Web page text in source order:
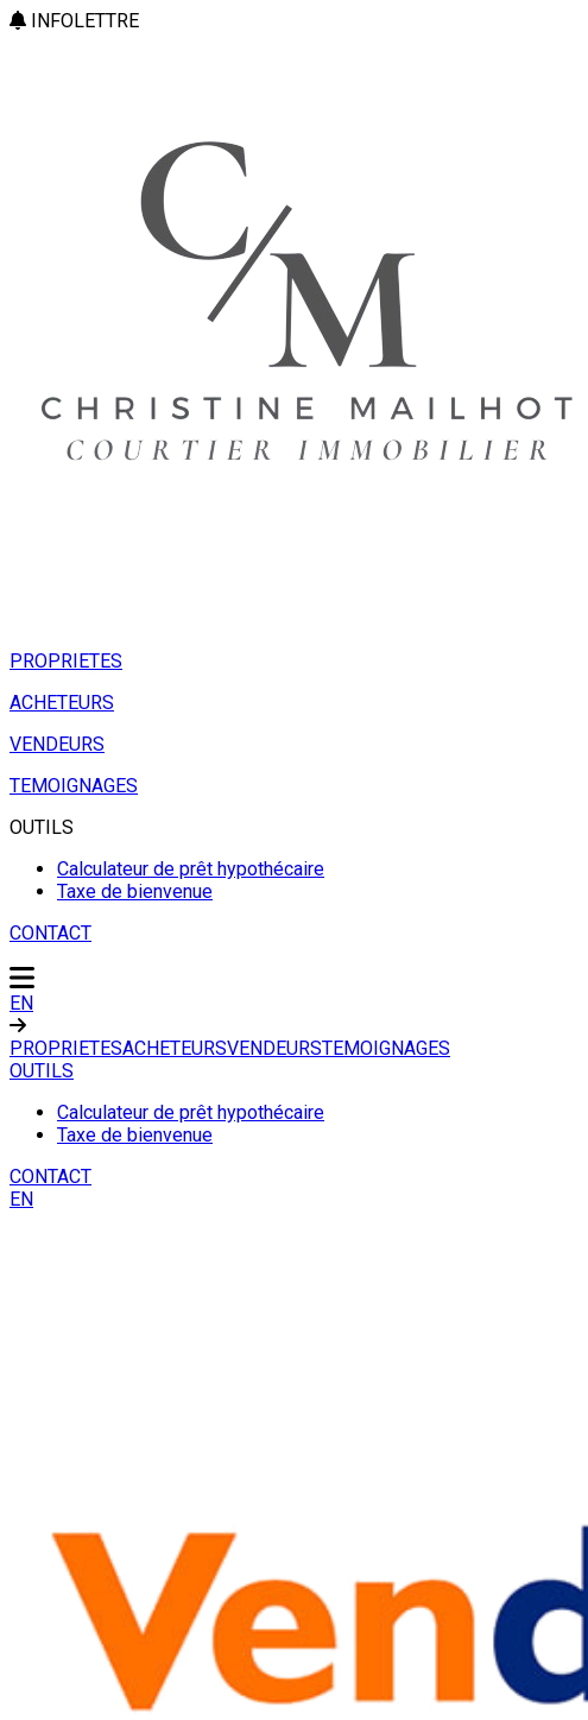
INFOLETTRE
PROPRIETES
ACHETEURS
VENDEURS
TEMOIGNAGES
OUTILS
Calculateur de prêt hypothécaire
Taxe de bienvenue
CONTACT
EN
PROPRIETESACHETEURSVENDEURSTEMOIGNAGES
OUTILS
Calculateur de prêt hypothécaire
Taxe de bienvenue
CONTACT
EN